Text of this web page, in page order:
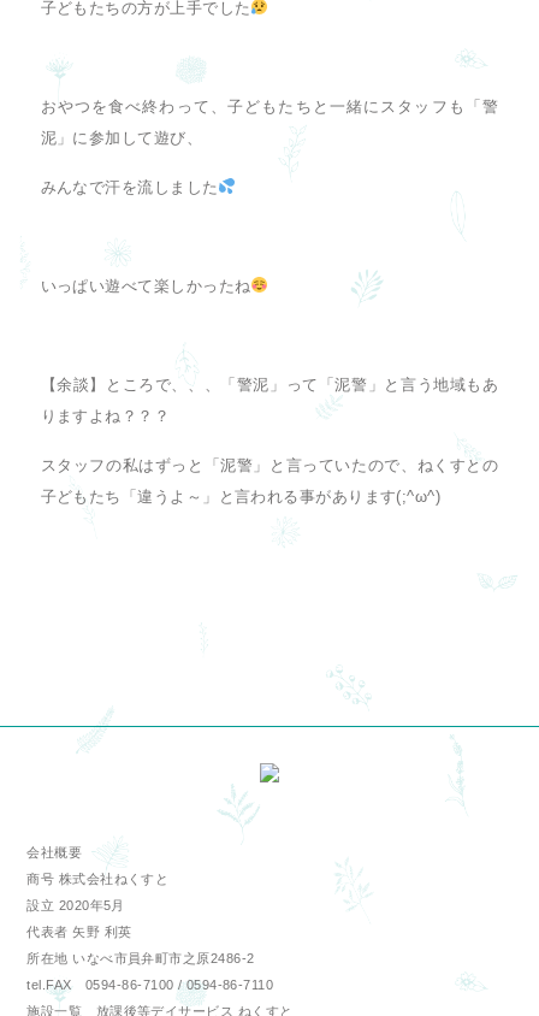
子どもたちの方が上手でした
おやつを食べ終わって、子どもたちと一緒にスタッフも「警
泥」に参加して遊び、
みんなで汗を流しました
いっぱい遊べて楽しかったね
【余談】ところで、、、「警泥」って「泥警」と言う地域もあ
りますよね？？？
スタッフの私はずっと「泥警」と言っていたので、ねくすとの
子どもたち「違うよ～」と言われる事があります(;^ω^)
会社概要
商号 株式会社ねくすと
設立 2020年5月
代表者 矢野 利英
所在地 いなべ市員弁町市之原2486-2
tel.FAX 0594-86-7100 / 0594-86-7110
施設一覧 放課後等デイサービス ねくすと